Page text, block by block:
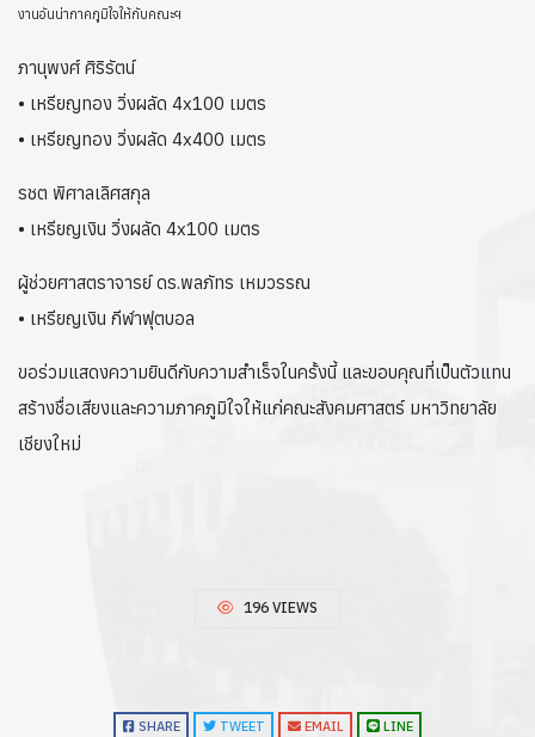
งานอันน่าภาคภูมิใจให้กับคณะฯ
ภานุพงศ์ ศิริรัตน์
• เหรียญทอง วิ่งผลัด 4x100 เมตร
• เหรียญทอง วิ่งผลัด 4x400 เมตร
รชต พิศาลเลิศสกุล
• เหรียญเงิน วิ่งผลัด 4x100 เมตร
ผู้ช่วยศาสตราจารย์ ดร.พลภัทร เหมวรรณ
• เหรียญเงิน กีฬาฟุตบอล
ขอร่วมแสดงความยินดีกับความสำเร็จในครั้งนี้ และขอบคุณที่เป็นตัวแทน
สร้างชื่อเสียงและความภาคภูมิใจให้แก่คณะสังคมศาสตร์ มหาวิทยาลัย
เชียงใหม่
196 VIEWS
SHARE TWEET EMAIL LINE